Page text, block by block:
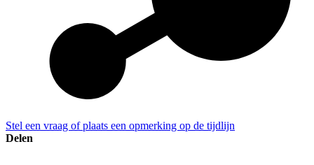
Stel een vraag of plaats een opmerking op de tijdlijn
Delen